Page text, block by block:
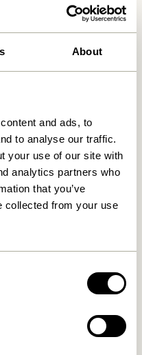
About
and ads, to
to analyse our traffic.
your use of our site with
analytics partners who
that you’ve
collected from your use